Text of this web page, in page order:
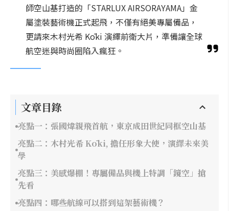
師空山基打造的「STARLUX AIRSORAYAMA」金
屬塗裝藝術機正式起飛，不僅有絕美專屬備品，
更請來木村光希 Kōki 演繹前衛大片，準備讓全球
航空迷與時尚圈陷入瘋狂。
文章目錄
亮點一：張國煒親飛首航，東京成田世紀同框空山基
亮點二：木村光希 Kōki, 擔任形象大使，演繹未來美
學
亮點三：美感爆棚！專屬備品與機上特調「鏡空」搶
先看
亮點四：哪些航線可以搭到這架藝術機？